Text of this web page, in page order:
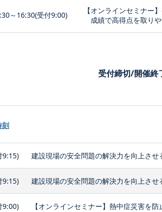
～16:30(受付9:00)
【オンラインセミナー
成績で高得点を取り
受付締切/開催終
刻
9:15) 建設現場の安全問題の解決力を向上させ
9:15) 建設現場の安全問題の解決力を向上させ
9:00) 【オンラインセミナー】熱中症災害を